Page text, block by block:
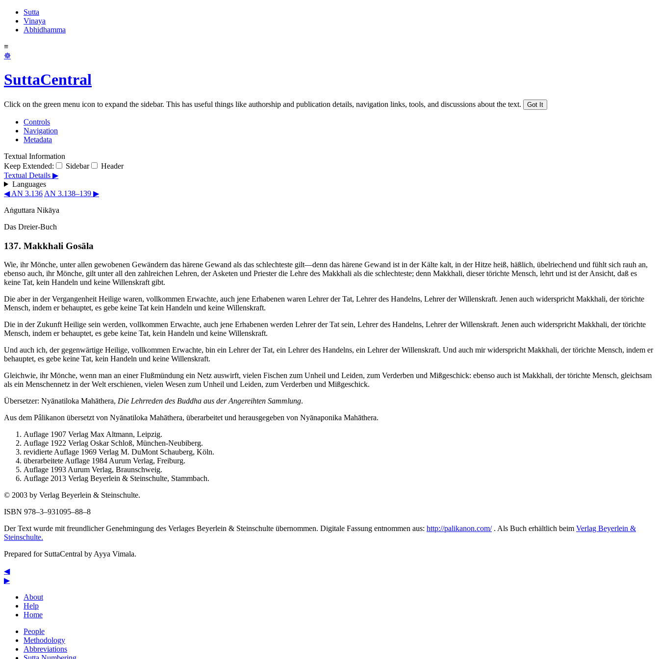
Sutta
Vinaya
Abhidhamma
≡
☸
SuttaCentral
Click on the green menu icon to expand the sidebar. This has useful things like authorship and publication details, navigation links, tools, and discussions about the text. Got It
Controls
Navigation
Metadata
Textual Information
Keep Extended:
Sidebar
Header
Textual Details ▶
Languages
◀ AN 3.136 AN 3.138–139 ▶
Aṅguttara Nikāya
Das Dreier-Buch
137. Makkhali Gosāla
Wie, ihr Mönche, unter allen gewobenen Gewändern das härene Gewand als das schlechteste gilt—denn das härene Gewand ist in der Kälte kalt, in der Hitze heiß, häßlich, übelriechend und fühlt sich rauh an,
ebenso auch, ihr Mönche, gilt unter all den zahlreichen Lehren, der Asketen und Priester die Lehre des Makkhali als die schlechteste; denn Makkhali, dieser törichte Mensch, lehrt und ist der Ansicht, daß es
keine Tat, kein Handeln und keine Willenskraft gibt.
Die aber in der Vergangenheit Heilige waren, vollkommen Erwachte, auch jene Erhabenen waren Lehrer der Tat, Lehrer des Handelns, Lehrer der Willenskraft. Jenen auch widerspricht Makkhali, der törichte
Mensch, indem er behauptet, es gebe keine Tat kein Handeln und keine Willenskraft.
Die in der Zukunft Heilige sein werden, vollkommen Erwachte, auch jene Erhabenen werden Lehrer der Tat sein, Lehrer des Handelns, Lehrer der Willenskraft. Jenen auch widerspricht Makkhali, der törichte
Mensch, indem er behauptet, es gebe keine Tat, kein Handeln und keine Willenskraft.
Und auch ich, der gegenwärtige Heilige, vollkommen Erwachte, bin ein Lehrer der Tat, ein Lehrer des Handelns, ein Lehrer der Willenskraft. Und auch mir widerspricht Makkhali, der törichte Mensch, indem er
behauptet, es gebe keine Tat, kein Handeln und keine Willenskraft.
Gleichwie, ihr Mönche, wenn man an einer Flußmündung ein Netz auswirft, vielen Fischen zum Unheil und Leiden, zum Verderben und Mißgeschick: ebenso auch ist Makkhali, der törichte Mensch, gleichsam
als ein Menschennetz in der Welt erschienen, vielen Wesen zum Unheil und Leiden, zum Verderben und Mißgeschick.
Übersetzer: Nyānatiloka Mahāthera, Die Lehrreden des Buddha aus der Angereihten Sammlung.
Aus dem Pâlikanon übersetzt von Nyānatiloka Mahāthera, überarbeitet und herausgegeben von Nyānaponika Mahāthera.
Auflage 1907 Verlag Max Altmann, Leipzig.
Auflage 1922 Verlag Oskar Schloß, München-Neubiberg.
revidierte Auflage 1969 Verlag M. DuMont Schauberg, Köln.
überarbeitete Auflage 1984 Aurum Verlag, Freiburg.
Auflage 1993 Aurum Verlag, Braunschweig.
Auflage 2013 Verlag Beyerlein & Steinschulte, Stammbach.
© 2003 by Verlag Beyerlein & Steinschulte.
ISBN 978–3–931095–88–8
Der Text wurde mit freundlicher Genehmingung des Verlages Beyerlein & Steinschulte übernommen. Digitale Fassung entnommen aus: http://palikanon.com/. Als Buch erhältlich beim Verlag Beyerlein &
Steinschulte.
Prepared for SuttaCentral by Ayya Vimala.
◀
▶
About
Help
Home
People
Methodology
Abbreviations